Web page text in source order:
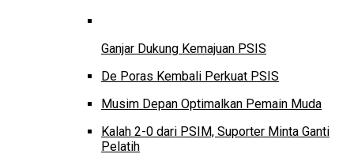
Ganjar Dukung Kemajuan PSIS
De Poras Kembali Perkuat PSIS
Musim Depan Optimalkan Pemain Muda
Kalah 2-0 dari PSIM, Suporter Minta Ganti
Pelatih